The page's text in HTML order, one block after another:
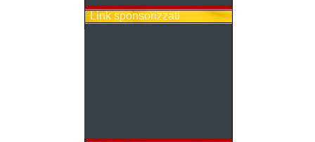
Link sponsorizzati